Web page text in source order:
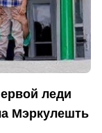
леди
Мэркулешть